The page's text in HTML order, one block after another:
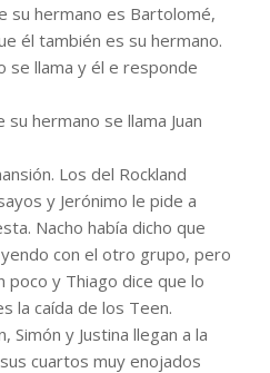
su hermano es Bartolomé,
él también es su hermano.
se llama y él e responde
su hermano se llama Juan
Los del Rockland
y Jerónimo le pide a
Nacho había dicho que
con el otro grupo, pero
poco y Thiago dice que lo
la caída de los Teen.
Simón y Justina llegan a la
cuartos muy enojados